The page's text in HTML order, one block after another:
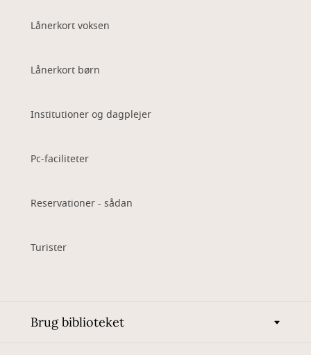
Lånerkort voksen
Lånerkort børn
Institutioner og dagplejer
Pc-faciliteter
Reservationer - sådan
Turister
Brug biblioteket